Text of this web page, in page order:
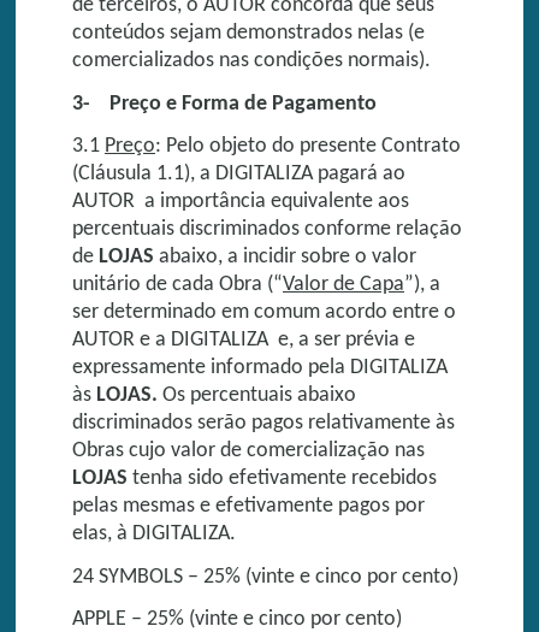
de terceiros, o AUTOR concorda que seus
conteúdos sejam demonstrados nelas (e
comercializados nas condições normais).
3- Preço e Forma de Pagamento
3.1 Preço: Pelo objeto do presente Contrato
(Cláusula 1.1), a DIGITALIZA pagará ao
AUTOR a importância equivalente aos
percentuais discriminados conforme relação
de LOJAS abaixo, a incidir sobre o valor
unitário de cada Obra (“Valor de Capa”), a
ser determinado em comum acordo entre o
AUTOR e a DIGITALIZA e, a ser prévia e
expressamente informado pela DIGITALIZA
às LOJAS. Os percentuais abaixo
discriminados serão pagos relativamente às
Obras cujo valor de comercialização nas
LOJAS tenha sido efetivamente recebidos
pelas mesmas e efetivamente pagos por
elas, à DIGITALIZA.
24 SYMBOLS – 25% (vinte e cinco por cento)
APPLE – 25% (vinte e cinco por cento)